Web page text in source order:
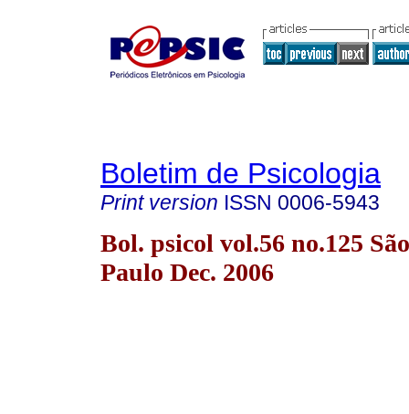
Boletim de Psicologia
Print version ISSN 0006-5943
Bol. psicol vol.56 no.125 São
Paulo Dec. 2006